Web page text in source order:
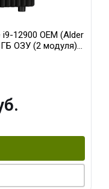
12900 OEM (Alder
ГБ ОЗУ (2 модуля)/
GDDR7 256bit 3xDP